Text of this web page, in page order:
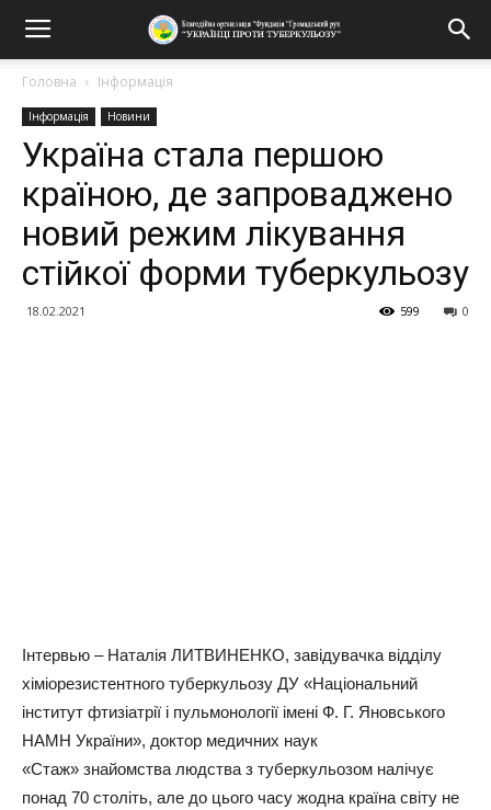
Головна Інформація
Інформація Новини
Україна стала першою
країною, де запроваджено
новий режим лікування
стійкої форми туберкульозу
18.02.2021 0
599
Інтервью – Наталія ЛИТВИНЕНКО, завідувачка відділу
хіміорезистентного туберкульозу ДУ «Національний
інститут фтизіатрії і пульмонології імені Ф. Г. Яновського
НАМН України», доктор медичних наук
«Стаж» знайомства людства з туберкульозом налічує
понад 70 століть, але до цього часу жодна країна світу не